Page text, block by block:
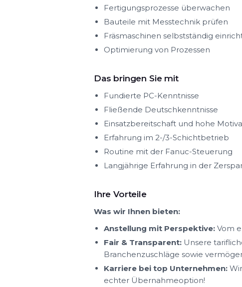
Fertigungsprozesse überwachen
Bauteile mit Messtechnik prüfen
Fräsmaschinen selbstständig
Optimierung von Prozessen
Das bringen Sie mit
Fundierte PC-Kenntnisse
Fließende Deutschkenntnisse
Einsatzbereitschaft und hohe
Erfahrung im 2-/3-Schichtbetrieb
Routine mit der Fanuc-Steuerung
Langjährige Erfahrung in der
Ihre Vorteile
Was wir Ihnen bieten:
Anstellung mit Perspektive: Vom
Fair & Transparent: Unsere
Branchenzuschläge sowie
Karriere bei top Unternehmen:
echter Übernahmeoption!